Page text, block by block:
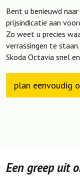
Bent u benieuwd
prijsindicatie aan
Zo weet u precies
verrassingen te
Skoda Octavia snel
plan eenvoudig
Een greep uit